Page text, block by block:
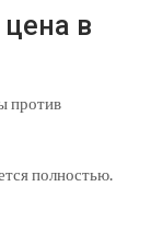
в
против
полностью.